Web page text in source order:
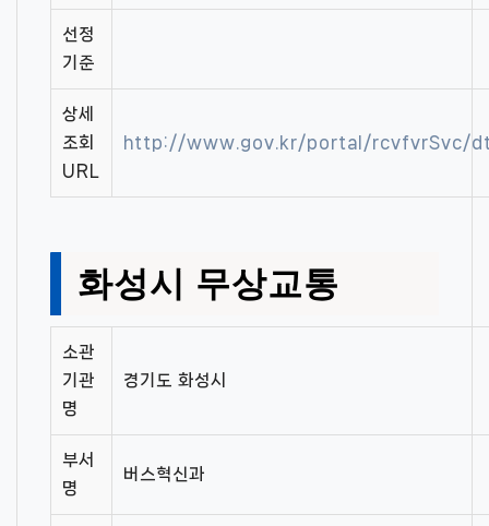
선정
기준
상세
조회
URL
http://www.gov.kr/portal/rcvfvrSvc/
화성시 무상교통
소관
기관
명
경기도 화성시
부서
명
버스혁신과